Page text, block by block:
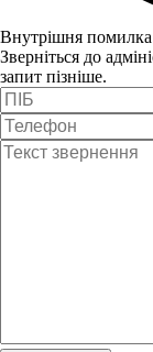
Внутрішня помилка
Зверніться до
запит пізніше.